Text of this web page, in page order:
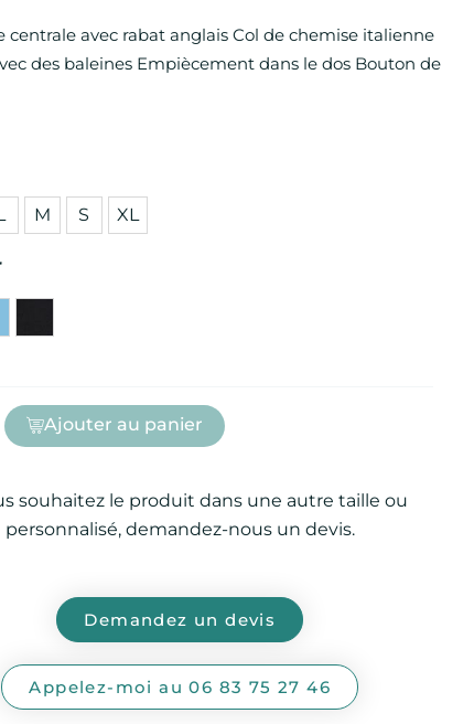
centrale avec rabat anglais Col de chemise italienne
des baleines Empiècement dans le dos Bouton de
M S XL
Ajouter au panier
souhaitez le produit dans une autre taille ou
personnalisé, demandez-nous un devis.
Demandez un devis
Appelez-moi au 06 83 75 27 46